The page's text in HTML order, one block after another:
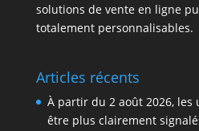
solutions de vente en ligne
totalement personnalisables.
Articles récents
À partir du 2 août 2026, les
être plus clairement